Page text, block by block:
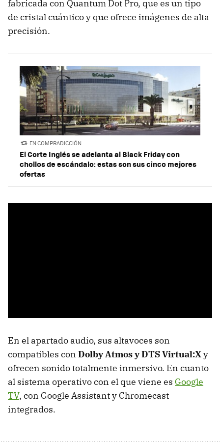
fabricada con Quantum Dot Pro, que es un tipo
de cristal cuántico y que ofrece imágenes de alta
precisión.
EN COMPRADICCIÓN
El Corte Inglés se adelanta al Black Friday con
chollos de escándalo: estas son sus cinco mejores
ofertas
En el apartado audio, sus altavoces son
compatibles con Dolby Atmos y DTS Virtual:Xy
ofrecen sonido totalmente inmersivo. En cuanto
al sistema operativo con el que viene es Google
TV, con Google Assistant y Chromecast
integrados.